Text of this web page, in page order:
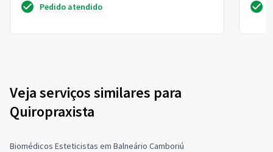
Pedido atendido
Veja serviços similares para
Quiropraxista
Biomédicos Esteticistas em Balneário Camboriú